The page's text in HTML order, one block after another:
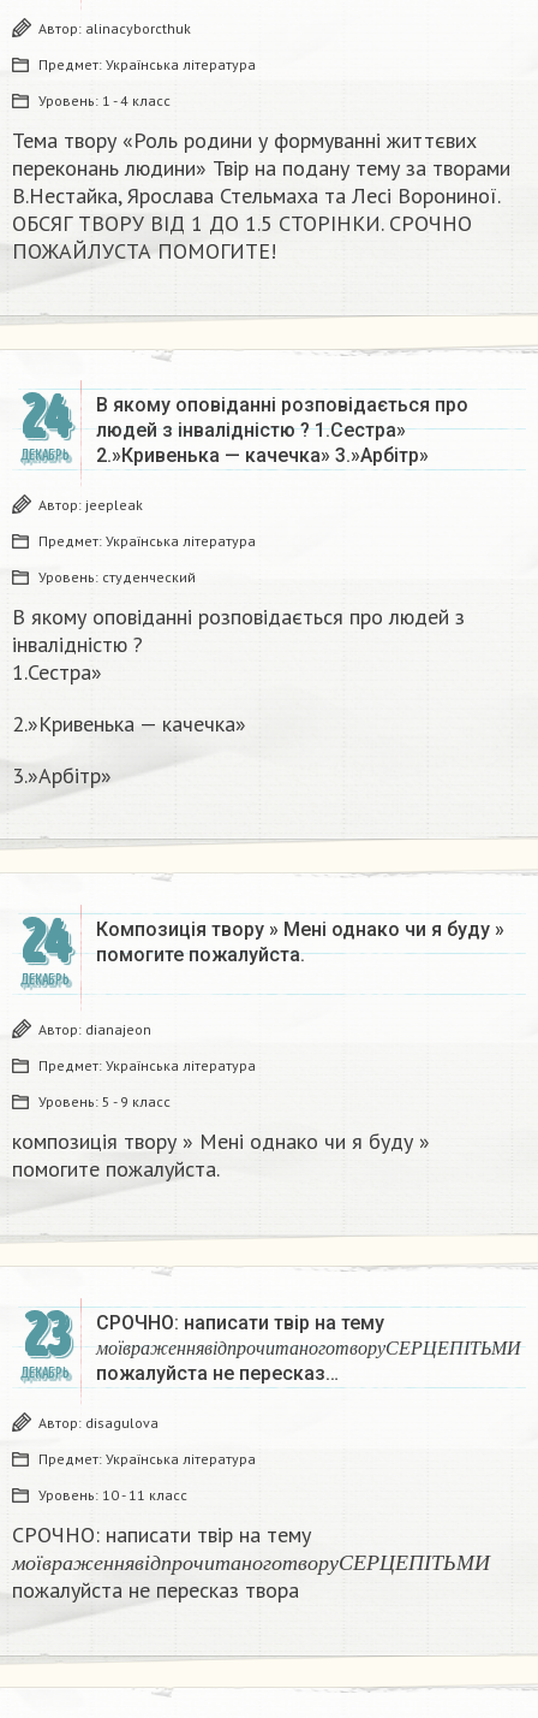
Автор: alinacyborcthuk
Предмет: Українська література
Уровень: 1 - 4 класс
Тема твору «Роль родини у формуванні життєвих
переконань людини» Твір на подану тему за творами
В.Нестайка, Ярослава Стельмаха та Лесі Ворониної.
ОБСЯГ ТВОРУ ВІД 1 ДО 1.5 СТОРІНКИ. СРОЧНО
ПОЖАЙЛУСТА ПОМОГИТЕ!​
24
ДЕКАБРЬ
В якому оповіданні розповідається про
людей з інвалідністю ? 1.Сестра»
2.»Кривенька — качечка» 3.»Арбітр»
Автор: jeepleak
Предмет: Українська література
Уровень: студенческий
В якому оповіданні розповідається про людей з
інвалідністю ?
1.Сестра»
2.»Кривенька — качечка»
3.»Арбітр»
24
ДЕКАБРЬ
Композиція твору » Мені однако чи я буду »
помогите пожалуйста.​​
Автор: dianajeon
Предмет: Українська література
Уровень: 5 - 9 класс
композиція твору » Мені однако чи я буду »
помогите пожалуйста.​​
23
ДЕКАБРЬ
СРОЧНО: написати твір на тему
мо їв р а ж е н няв і д пр о ч и т а н о го т в о р у С Е Р Ц Е П І Т ЬМИ
моївраженнявід про чи тано
пожалуйста не пересказ…
Автор: disagulova
Предмет: Українська література
Уровень: 10 - 11 класс
СРОЧНО: написати твір на тему
м о ї в р а ж е н няв і д п р о ч и т а н о г о т в о р у С Е Р Ц Е П І Т Ь М И
моївраж еннявід про чи тано
пожалуйста не пересказ твора